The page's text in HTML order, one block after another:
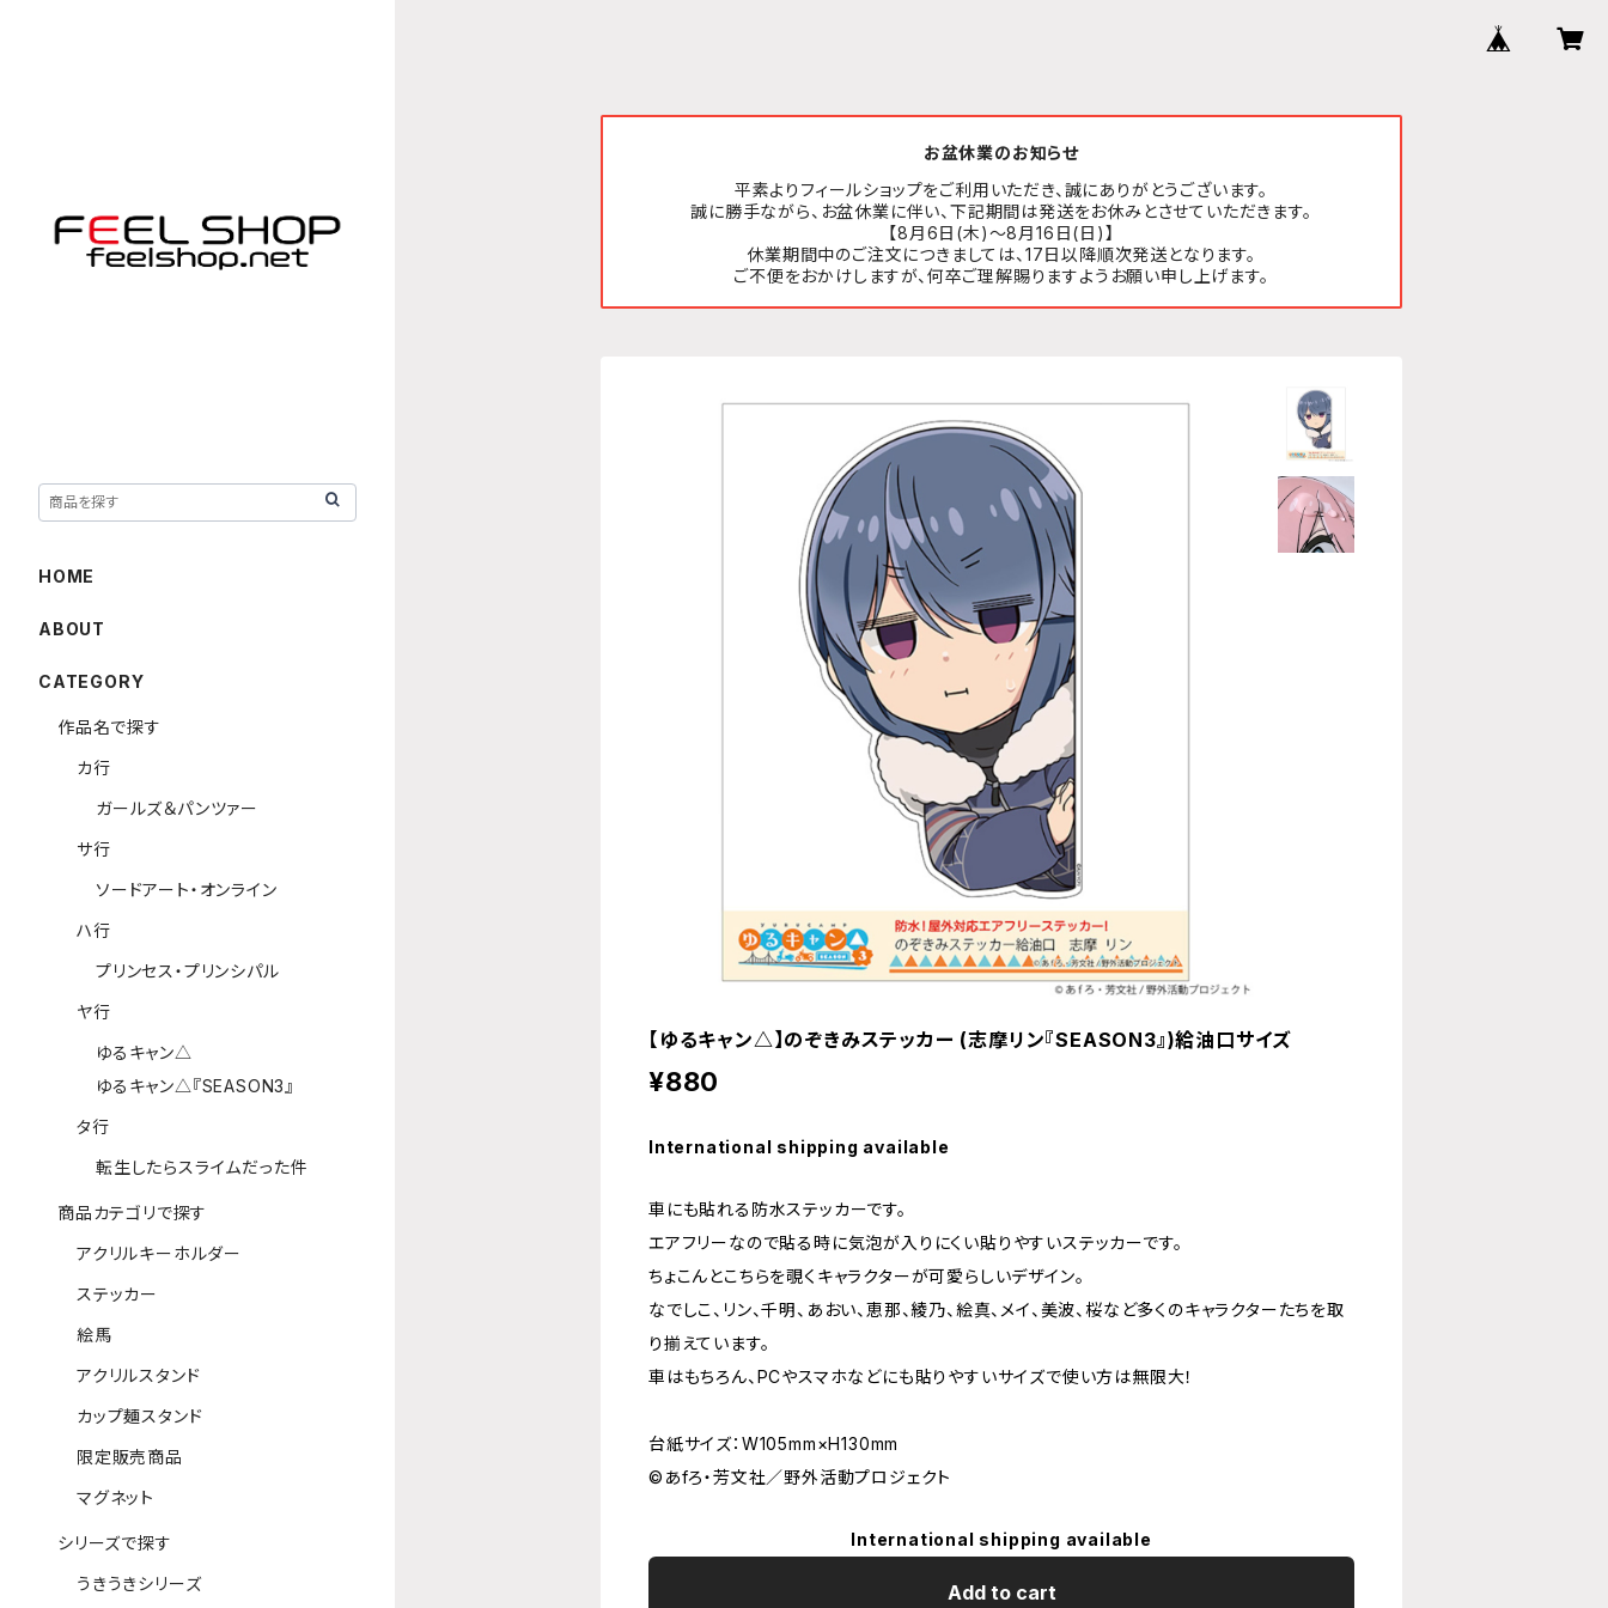
お盆休業のお知らせ
平素よりフィールショップをご利用いただき、誠にありがとうございます。
誠に勝手ながら、お盆休業に伴い、下記期間は発送をお休みとさせていただきます。
【8月6日(木)～8月16日(日)】
休業期間中のご注文につきましては、17日以降順次発送となります。
ご不便をおかけしますが、何卒ご理解賜りますようお願い申し上げます。
【ゆるキャン△】のぞきみステッカー (志摩リン『SEASON3』)給油口サイズ
¥880
International shipping available
車にも貼れる防水ステッカーです。
エアフリーなので貼る時に気泡が入りにくい貼りやすいステッカーです。
ちょこんとこちらを覗くキャラクターが可愛らしいデザイン。
なでしこ、リン、千明、あおい、恵那、綾乃、絵真、メイ、美波、桜など多くのキャラクターたちを取
り揃えています。
車はもちろん、PCやスマホなどにも貼りやすいサイズで使い方は無限大！
台紙サイズ：W105mm×H130mm
©あfろ・芳文社／野外活動プロジェクト
International shipping available
Add to cart
HOME
ABOUT
CATEGORY
作品名で探す
カ行
ガールズ＆パンツァー
サ行
ソードアート・オンライン
ハ行
プリンセス・プリンシパル
ヤ行
ゆるキャン△
ゆるキャン△『SEASON3』
タ行
転生したらスライムだった件
商品カテゴリで探す
アクリルキーホルダー
ステッカー
絵馬
アクリルスタンド
カップ麺スタンド
限定販売商品
マグネット
シリーズで探す
うきうきシリーズ